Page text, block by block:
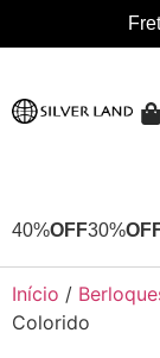
40%OFF30%
Início /
Colorido